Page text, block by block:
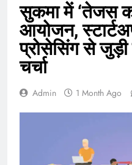
सुकमा में ‘तेजस
आयोजन,
प्रोसेसिंग से जुड़ी
चर्चा
Admin 1 Month Ago